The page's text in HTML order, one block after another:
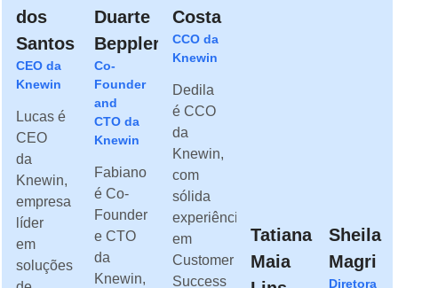
dos
Santos
CEO da
Knewin
Lucas é
CEO
da
Knewin,
empresa
líder
em
soluções
Duarte
Beppler
Co-
Founder
and
CTO da
Knewin
Fabiano
é Co-
Founder
e CTO
da
Knewin,
Costa
CCO da
Knewin
Dedila
é CCO
da
Knewin,
com
sólida
experiência
em
Customer
Success
Tatiana
Maia
Sheila
Magri
Diretora